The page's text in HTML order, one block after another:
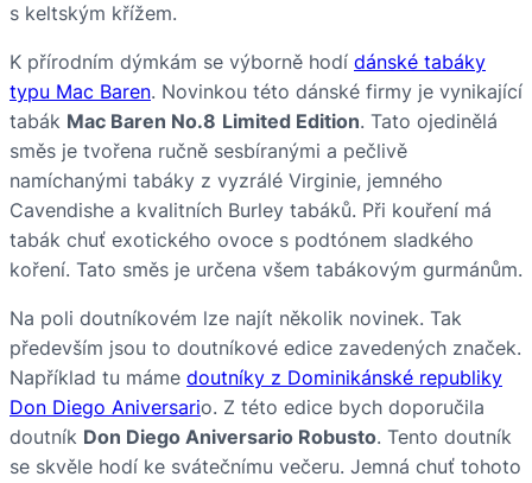
s keltským křížem.
K přírodním dýmkám se výborně hodí dánské tabáky
typu Mac Baren. Novinkou této dánské firmy je vynikající
tabák Mac Baren No.8 Limited Edition. Tato ojedinělá
směs je tvořena ručně sesbíranými a pečlivě
namíchanými tabáky z vyzrálé Virginie, jemného
Cavendishe a kvalitních Burley tabáků. Při kouření má
tabák chuť exotického ovoce s podtónem sladkého
koření. Tato směs je určena všem tabákovým gurmánům.
Na poli doutníkovém lze najít několik novinek. Tak
především jsou to doutníkové edice zavedených značek.
Například tu máme doutníky z Dominikánské republiky
Don Diego Aniversario. Z této edice bych doporučila
doutník Don Diego Aniversario Robusto. Tento doutník
se skvěle hodí ke svátečnímu večeru. Jemná chuť tohoto